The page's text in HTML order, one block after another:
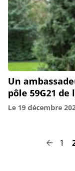
Un
pôle 59G21
Le 19 décembre
Pagination 1